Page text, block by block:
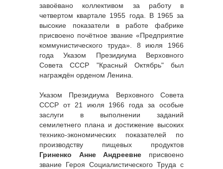
завоёвано коллективом за работу в
четвертом квартале 1955 года. В 1965 за
высокие показатели в работе фабрике
присвоено почётное звание «Предприятие
коммунистического труда». 8 июля 1966
года Указом Президиума Верховного
Совета СССР "Красный Октябрь" был
награждён орденом Ленина.
Указом Президиума Верховного Совета
СССР от 21 июля 1966 года за особые
заслуги в выполнении заданий
семилетнего плана и достижение высоких
технико-экономических показателей по
производству пищевых продуктов
Гриненко Анне Андреевне присвоено
звание Героя Социалистического Труда с